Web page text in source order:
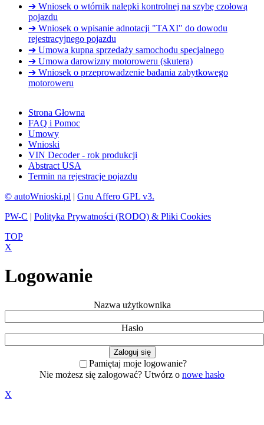
➔ Wniosek o wtórnik nalepki kontrolnej na szybę czołową
pojazdu
➔ Wniosek o wpisanie adnotacji "TAXI" do dowodu
rejestracyjnego pojazdu
➔ Umowa kupna sprzedaży samochodu specjalnego
➔ Umowa darowizny motoroweru (skutera)
➔ Wniosek o przeprowadzenie badania zabytkowego
motoroweru
Strona Głowna
FAQ i Pomoc
Umowy
Wnioski
VIN Decoder - rok produkcji
Abstract USA
Termin na rejestracje pojazdu
© autoWnioski.pl | Gnu Affero GPL v3.
PW-C | Polityka Prywatności (RODO) & Pliki Cookies
TOP
X
Logowanie
Nazwa użytkownika
Hasło
Pamiętaj moje logowanie?
Nie możesz się zalogować? Utwórz o nowe hasło
X